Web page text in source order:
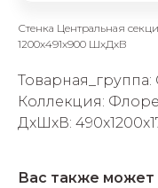
Стенка Центральная
1200х491х900 ШхДхВ
Товарная_группа:
Коллекция:
ДxШxВ:
Вас также может